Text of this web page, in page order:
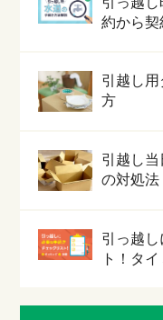
約から
引越し
方
引越し
の対処
引っ越
ト！タ